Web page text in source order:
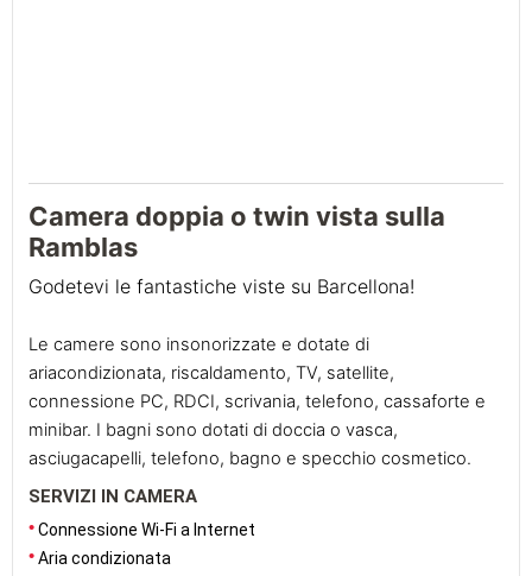
Camera doppia o twin vista sulla
Ramblas
Godetevi le fantastiche viste su Barcellona!
Le camere sono insonorizzate e dotate di
ariacondizionata, riscaldamento, TV, satellite,
connessione PC, RDCI, scrivania, telefono, cassaforte e
minibar. I bagni sono dotati di doccia o vasca,
asciugacapelli, telefono, bagno e specchio cosmetico.
SERVIZI IN CAMERA
Connessione Wi-Fi a Internet
Aria condizionata